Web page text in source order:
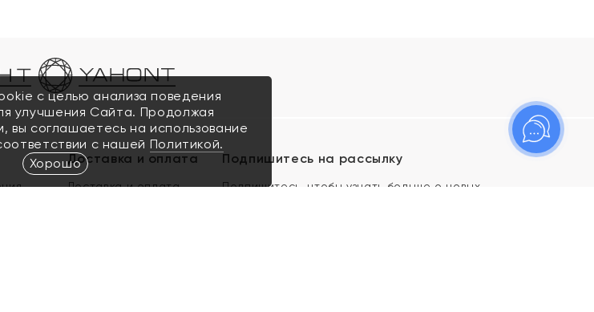
Доставка и оплата
Доставка и оплата
Подпишитесь на рассылку
Подпишитесь, чтобы узнать больше о новых
с целью анализа поведения
улучшения Сайта. Продолжая
вы соглашаетесь на использование
с нашей Политикой.
Хорошо